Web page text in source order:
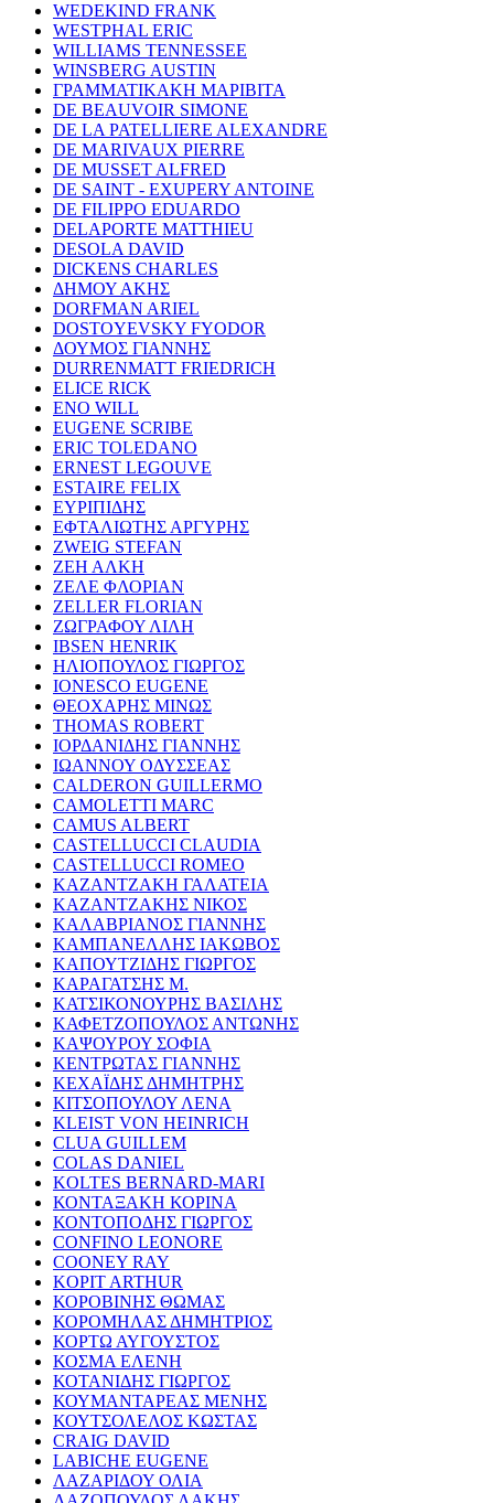
WEDEKIND FRANK
WESTPHAL ERIC
WILLIAMS TENNESSEE
WINSBERG AUSTIN
ΓΡΑΜΜΑΤΙΚΑΚΗ ΜΑΡΙΒΙΤΑ
DE BEAUVOIR SIMONE
DE LA PATELLIERE ALEXANDRE
DE MARIVAUX PIERRE
DE MUSSET ALFRED
DE SAINT - EXUPERY ANTOINE
DE FILIPPO EDUARDO
DELAPORTE MATTHIEU
DESOLA DAVID
DICKENS CHARLES
ΔΗΜΟΥ ΑΚΗΣ
DORFMAN ARIEL
DOSTOYEVSKY FYODOR
ΔΟΥΜΟΣ ΓΙΑΝΝΗΣ
DURRENMATT FRIEDRICH
ELICE RICK
ENO WILL
EUGENE SCRIBE
ERIC TOLEDANO
ERNEST LEGOUVE
ESTAIRE FELIX
ΕΥΡΙΠΙΔΗΣ
ΕΦΤΑΛΙΩΤΗΣ ΑΡΓΥΡΗΣ
ZWEIG STEFAN
ΖΕΗ ΑΛΚΗ
ΖΕΛΕ ΦΛΟΡΙΑΝ
ZELLER FLORIAN
ΖΩΓΡΑΦΟΥ ΛΙΛΗ
IBSEN HENRIK
ΗΛΙΟΠΟΥΛΟΣ ΓΙΩΡΓΟΣ
IONESCO EUGENE
ΘΕΟΧΑΡΗΣ ΜΙΝΩΣ
THOMAS ROBERT
ΙΟΡΔΑΝΙΔΗΣ ΓΙΑΝΝΗΣ
ΙΩΑΝΝΟΥ ΟΔΥΣΣΕΑΣ
CALDERON GUILLERMO
CAMOLETTI MARC
CAMUS ALBERT
CASTELLUCCI CLAUDIA
CASTELLUCCI ROMEO
ΚΑΖΑΝΤΖΑΚΗ ΓΑΛΑΤΕΙΑ
ΚΑΖΑΝΤΖΑΚΗΣ ΝΙΚΟΣ
ΚΑΛΑΒΡΙΑΝΟΣ ΓΙΑΝΝΗΣ
ΚΑΜΠΑΝΕΛΛΗΣ ΙΑΚΩΒΟΣ
ΚΑΠΟΥΤΖΙΔΗΣ ΓΙΩΡΓΟΣ
ΚΑΡΑΓΑΤΣΗΣ Μ.
ΚΑΤΣΙΚΟΝΟΥΡΗΣ ΒΑΣΙΛΗΣ
ΚΑΦΕΤΖΟΠΟΥΛΟΣ ΑΝΤΩΝΗΣ
ΚΑΨΟΥΡΟΥ ΣΟΦΙΑ
ΚΕΝΤΡΩΤΑΣ ΓΙΑΝΝΗΣ
ΚΕΧΑΪΔΗΣ ΔΗΜΗΤΡΗΣ
ΚΙΤΣΟΠΟΥΛΟΥ ΛΕΝΑ
KLEIST VON HEINRICH
CLUA GUILLEM
COLAS DANIEL
KOLTES BERNARD-MARI
ΚΟΝΤΑΞΑΚΗ ΚΟΡΙΝΑ
ΚΟΝΤΟΠΟΔΗΣ ΓΙΩΡΓΟΣ
CONFINO LEONORE
COONEY RAY
KOPIT ARTHUR
ΚΟΡΟΒΙΝΗΣ ΘΩΜΑΣ
ΚΟΡΟΜΗΛΑΣ ΔΗΜΗΤΡΙΟΣ
ΚΟΡΤΩ ΑΥΓΟΥΣΤΟΣ
ΚΟΣΜΑ ΕΛΕΝΗ
ΚΟΤΑΝΙΔΗΣ ΓΙΩΡΓΟΣ
ΚΟΥΜΑΝΤΑΡΕΑΣ ΜΕΝΗΣ
ΚΟΥΤΣΟΛΕΛΟΣ ΚΩΣΤΑΣ
CRAIG DAVID
LABICHE EUGENE
ΛΑΖΑΡΙΔΟΥ ΟΛΙΑ